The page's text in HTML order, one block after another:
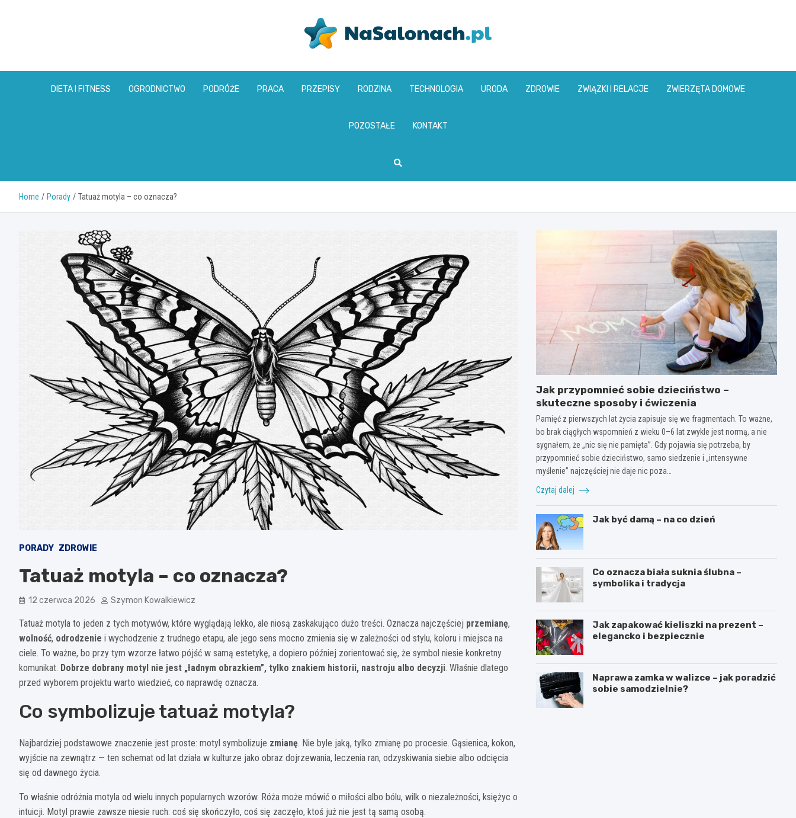
nasalonach.pl
DIETA I FITNESS OGRODNICTWO PODRÓŻE PRACA PRZEPISY RODZINA TECHNOLOGIA URODA ZDROWIE ZWIĄZKI I RELACJE ZWIERZĘTA DOMOWE
POZOSTAŁE KONTAKT
Home Porady Tatuaż motyla – co oznacza?
PORADY ZDROWIE
Tatuaż motyla – co oznacza?
12 czerwca 2026 Szymon Kowalkiewicz
Tatuaż motyla to jeden z tych motywów, które wyglądają lekko, ale niosą zaskakująco dużo treści. Oznacza najczęściej przemianę,
wolność, odrodzenie i wychodzenie z trudnego etapu, ale jego sens mocno zmienia się w zależności od stylu, koloru i miejsca na
ciele. To ważne, bo przy tym wzorze łatwo pójść w samą estetykę, a dopiero później zorientować się, że symbol niesie konkretny
komunikat. Dobrze dobrany motyl nie jest „ładnym obrazkiem”, tylko znakiem historii, nastroju albo decyzji. Właśnie dlatego
przed wyborem projektu warto wiedzieć, co naprawdę oznacza.
Co symbolizuje tatuaż motyla?
Najbardziej podstawowe znaczenie jest proste: motyl symbolizuje zmianę. Nie byle jaką, tylko zmianę po procesie. Gąsienica, kokon,
wyjście na zewnątrz — ten schemat od lat działa w kulturze jako obraz dojrzewania, leczenia ran, odzyskiwania siebie albo odcięcia
się od dawnego życia.
To właśnie odróżnia motyla od wielu innych popularnych wzorów. Róża może mówić o miłości albo bólu, wilk o niezależności, księżyc o
intuicji. Motyl prawie zawsze niesie ruch: coś się skończyło, coś się zaczęło, ktoś już nie jest tą samą osobą.
Jak przypomnieć sobie dzieciństwo –
skuteczne sposoby i ćwiczenia
Pamięć z pierwszych lat życia zapisuje się we fragmentach. To ważne,
bo brak ciągłych wspomnień z wieku 0–6 lat zwykle jest normą, a nie
sygnałem, że „nic się nie pamięta”. Gdy pojawia się potrzeba, by
przypomnieć sobie dzieciństwo, samo siedzenie i „intensywne
myślenie” najczęściej nie daje nic poza…
Czytaj dalej
Jak być damą – na co dzień
Co oznacza biała suknia ślubna –
symbolika i tradycja
Jak zapakować kieliszki na prezent –
elegancko i bezpiecznie
Naprawa zamka w walizce – jak poradzić
sobie samodzielnie?